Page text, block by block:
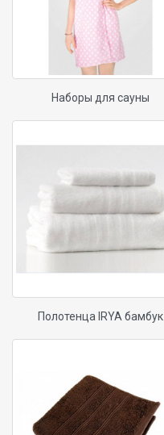
Наборы для сауны
Полотенца IRYA бамбук